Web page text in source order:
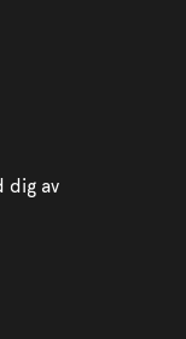
dig av